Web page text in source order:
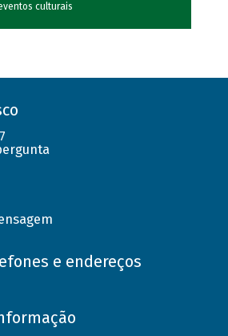
culturais
e endereços